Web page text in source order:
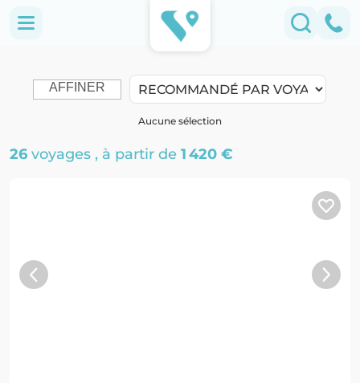
AFFINER
Aucune sélection
26 voyages , à partir de 1 420 €